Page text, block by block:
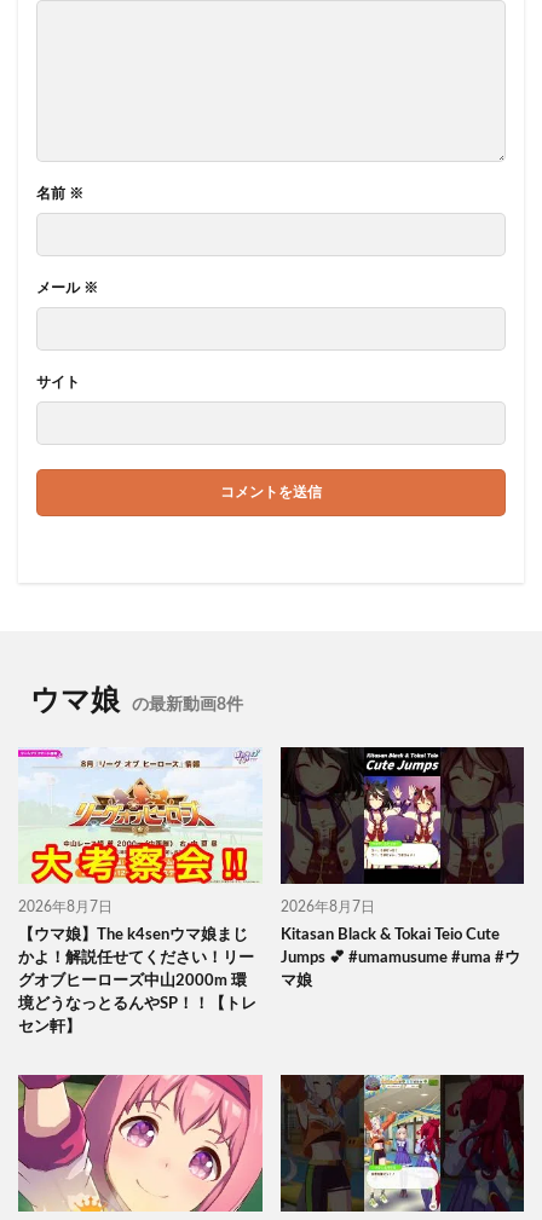
名前 ※
メール ※
サイト
ウマ娘 の最新動画8件
2026年8月7日
【ウマ娘】The k4senウマ娘まじ
かよ！解説任せてください！リー
グオブヒーローズ中山2000m 環
境どうなっとるんやSP！！【トレ
セン軒】
2026年8月7日
Kitasan Black & Tokai Teio Cute
Jumps 💕 #umamusume #uma #ウ
マ娘